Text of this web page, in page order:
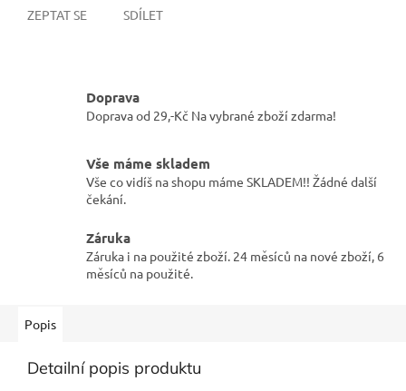
ZEPTAT SE SDÍLET
Doprava
Doprava od 29,-Kč Na vybrané zboží zdarma!
Vše máme skladem
Vše co vidíš na shopu máme SKLADEM!! Žádné další
čekání.
Záruka
Záruka i na použité zboží. 24 měsíců na nové zboží, 6
měsíců na použité.
Popis
Detailní popis produktu